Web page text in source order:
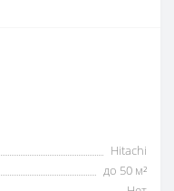
Hitachi
до 50 м²